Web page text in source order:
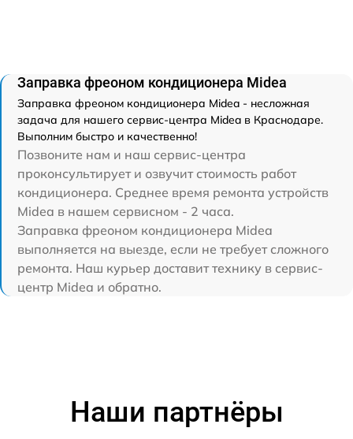
Заправка фреоном кондиционера Midea
Заправка фреоном кондиционера Midea - несложная
задача для нашего сервис-центра Midea в Краснодаре.
Выполним быстро и качественно!
Позвоните нам и наш сервис-центра
проконсультирует и озвучит стоимость работ
кондиционера. Среднее время ремонта устройств
Midea в нашем сервисном - 2 часа.
Заправка фреоном кондиционера Midea
выполняется на выезде, если не требует сложного
ремонта. Наш курьер доставит технику в сервис-
центр Midea и обратно.
Наши партнёры